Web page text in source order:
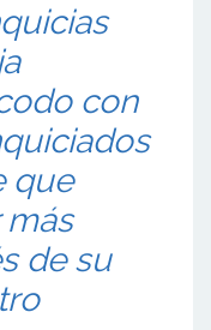
con
que
más
de su